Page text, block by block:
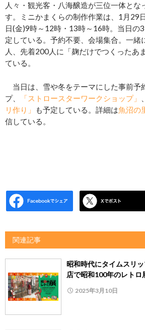
人々・観光客・八海醸造が三位一体とな
す。ミニかまくらの制作作業は、1月29
日(金)9時～12時・13時～16時。当日の
定している。予約不要、会場集合。一緒
人、先着200人に「麹だけでつくったあ
ている。
当日は、雪や冬をテーマにした事前予
プ、
「ストロースターワークショップ」
リ作り」
も予定している。詳細は魚沼の
信している。
関連記事
昭和時代にタイムスリ
店で昭和100年のレトロ
2025年3月10日